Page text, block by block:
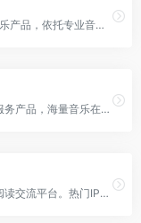
网易云音乐是一款专注于发现与分享的音乐产品，依托专业音乐人、DJ、好友推荐及社交功能，为用户打造全新的音乐生活。
QQ音乐是腾讯公司推出的一款网络音乐服务产品，海量音乐在线试听、新歌热歌在线首发、歌词翻译、手机铃声下载、高品质无损音乐试听、海量无损曲库、正版音乐下载、空间背景音乐设置、MV观看等，是互联网音乐播放和下载的优选。
懒人听书是4.8亿用户选择的综合性有声阅读交流平台。热门IP入驻，知名主播云集，原创小说、经典文学、海量精品栏目共筑有声阅读生态圈，解放双眼，畅听世界